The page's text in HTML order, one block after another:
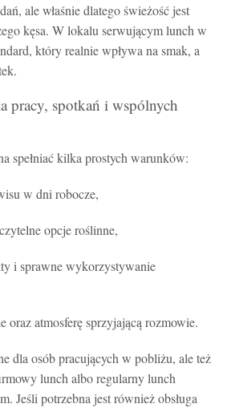
ale właśnie dlatego świeżość jest
kęsa. W lokalu serwującym lunch w
który realnie wpływa na smak, a
pracy, spotkań i wspólnych
spełniać kilka prostych warunków:
w dni robocze,
opcje roślinne,
i sprawne wykorzystywanie
oraz atmosferę sprzyjającą rozmowie.
dla osób pracujących w pobliżu, ale też
lunch albo regularny lunch
Jeśli potrzebna jest również obsługa